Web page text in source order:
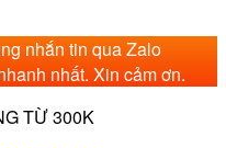
nhắn tin qua Zalo
nhất. Xin cảm ơn.
TỪ 300K